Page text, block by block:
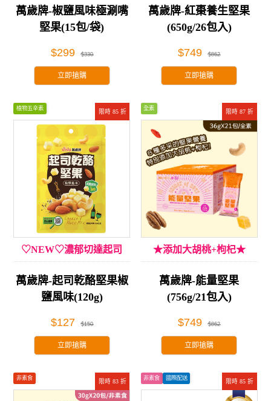
萬歲牌-椒鹽風味極涮嘴
堅果(15包/袋)
$299 $330
立即搶購
萬歲牌-紅棗養生堅果
(650g/26包入)
$749 $862
立即搶購
限時 85 折
植物五辛素
♡NEW♡濃郁切達起司
萬歲牌-起司乾酪堅果椒
鹽風味(120g)
$127 $150
立即搶購
限時 87 折
全素
★添加大胡桃+枸杞★
萬歲牌-能量堅果
(756g/21包入)
$749 $862
立即搶購
限時 83 折
非素食
限時 85 折
非素食 國際配送